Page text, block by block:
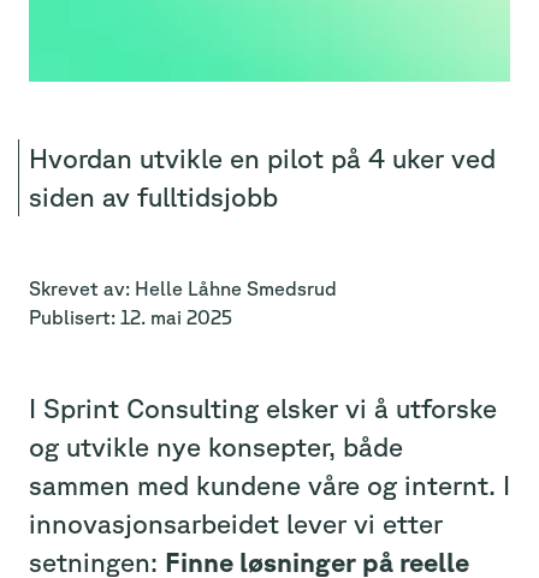
Hvordan utvikle en pilot på 4 uker ved
siden av fulltidsjobb
Skrevet av: Helle Låhne Smedsrud
Publisert: 12. mai 2025
I Sprint Consulting elsker vi å utforske
og utvikle nye konsepter, både
sammen med kundene våre og internt. I
innovasjonsarbeidet lever vi etter
setningen: Finne løsninger på reelle